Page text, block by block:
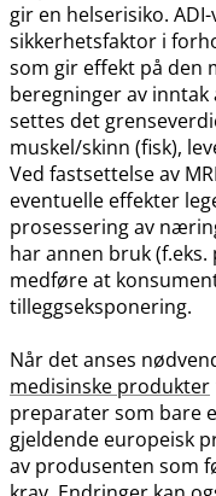
gir en helserisiko.
sikkerhetsfaktor i
som gir effekt på den
beregninger av
settes det
muskel​/​skinn (fisk),
Ved fastsettelse av
eventuelle effekter
prosessering av
har annen bruk
medføre at
tilleggseksponering.
Når det anses
medisinske produkter
preparater som bare
gjeldende europeisk
av produsenten som